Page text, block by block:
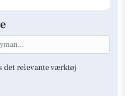
det relevante værktøj